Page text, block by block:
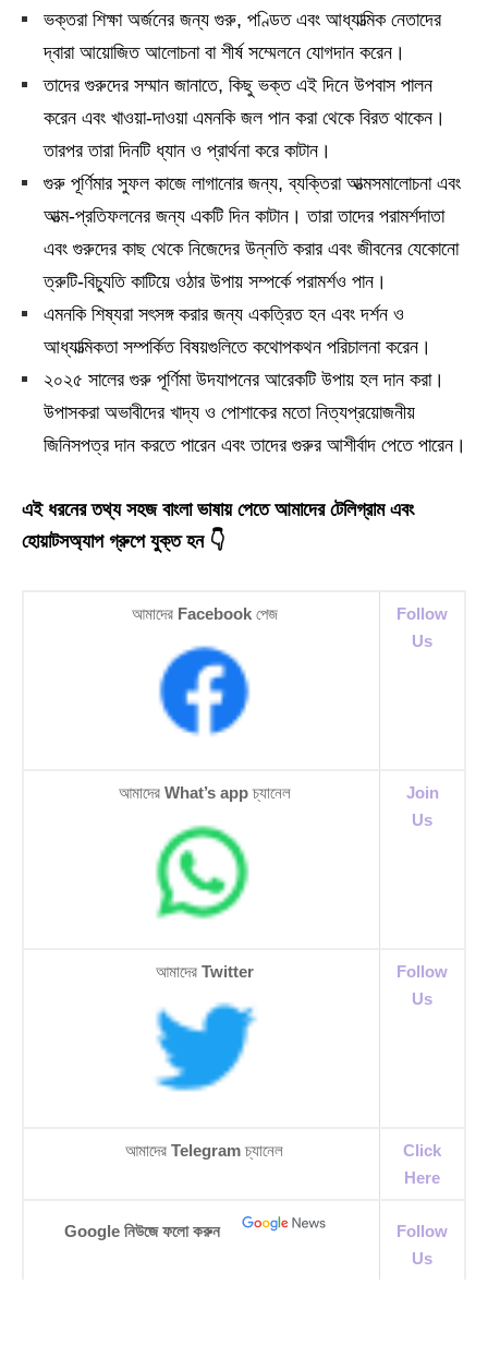
ভক্তরা শিক্ষা অর্জনের জন্য গুরু, পণ্ডিত এবং আধ্যাত্মিক নেতাদের
দ্বারা আয়োজিত আলোচনা বা শীর্ষ সম্মেলনে যোগদান করেন।
তাদের গুরুদের সম্মান জানাতে, কিছু ভক্ত এই দিনে উপবাস পালন
করেন এবং খাওয়া-দাওয়া এমনকি জল পান করা থেকে বিরত থাকেন।
তারপর তারা দিনটি ধ্যান ও প্রার্থনা করে কাটান।
গুরু পূর্ণিমার সুফল কাজে লাগানোর জন্য, ব্যক্তিরা আত্মসমালোচনা এবং
আত্ম-প্রতিফলনের জন্য একটি দিন কাটান। তারা তাদের পরামর্শদাতা
এবং গুরুদের কাছ থেকে নিজেদের উন্নতি করার এবং জীবনের যেকোনো
ত্রুটি-বিচ্যুতি কাটিয়ে ওঠার উপায় সম্পর্কে পরামর্শও পান।
এমনকি শিষ্যরা সৎসঙ্গ করার জন্য একত্রিত হন এবং দর্শন ও
আধ্যাত্মিকতা সম্পর্কিত বিষয়গুলিতে কথোপকথন পরিচালনা করেন।
২০২৫ সালের গুরু পূর্ণিমা উদযাপনের আরেকটি উপায় হল দান করা।
উপাসকরা অভাবীদের খাদ্য ও পোশাকের মতো নিত্যপ্রয়োজনীয়
জিনিসপত্র দান করতে পারেন এবং তাদের গুরুর আশীর্বাদ পেতে পারেন।
এই ধরনের তথ্য সহজ বাংলা ভাষায় পেতে আমাদের টেলিগ্রাম এবং
হোয়াটসঅ্যাপ গ্রুপে যুক্ত হন 👇
আমাদের Facebook পেজ
Follow
Us
আমাদের What’s app চ্যানেল
Join
Us
আমাদের Twitter
Follow
Us
আমাদের Telegramচ্যানেল
Click
Here
Google নিউজে ফলো করুন
Follow
Us